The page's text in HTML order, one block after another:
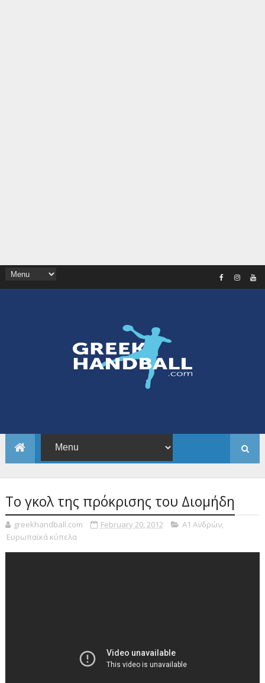
Το γκολ της πρόκρισης του Διομήδη
greekhandball.com February 20, 2012 Α1 Ανδρών,
Ευρωπαϊκά κύπελα